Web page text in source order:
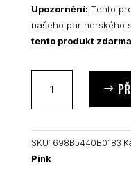
Upozornění: Tento
našeho partnerského
tento produkt zdarma
Pink
množství
SKU: 698B5440B0183
Pink